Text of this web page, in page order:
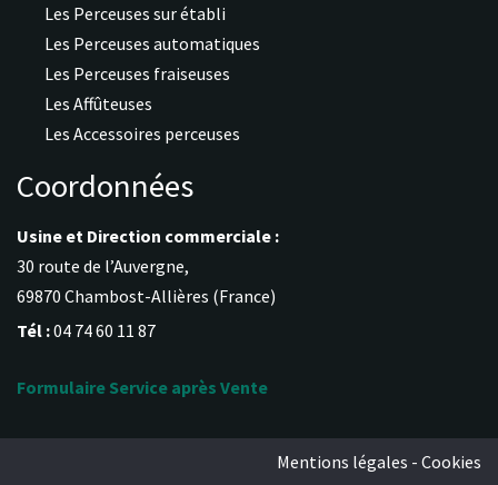
Les Perceuses sur établi
Les Perceuses automatiques
Les Perceuses fraiseuses
Les Affûteuses
Les Accessoires perceuses
Coordonnées
Usine et Direction commerciale :
30 route de l’Auvergne,
69870 Chambost-Allières (France)
Tél :04 74 60 11 87
Formulaire Service après Vente
Mentions légales - Cookies